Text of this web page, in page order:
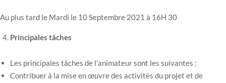
Au plus tard le Mardi le 10 Septembre 2021 à 16H 30
Principales tâches
Les principales tâches de l’animateur sont les suivantes :
Contribuer à la mise en œuvre des activités du projet et de